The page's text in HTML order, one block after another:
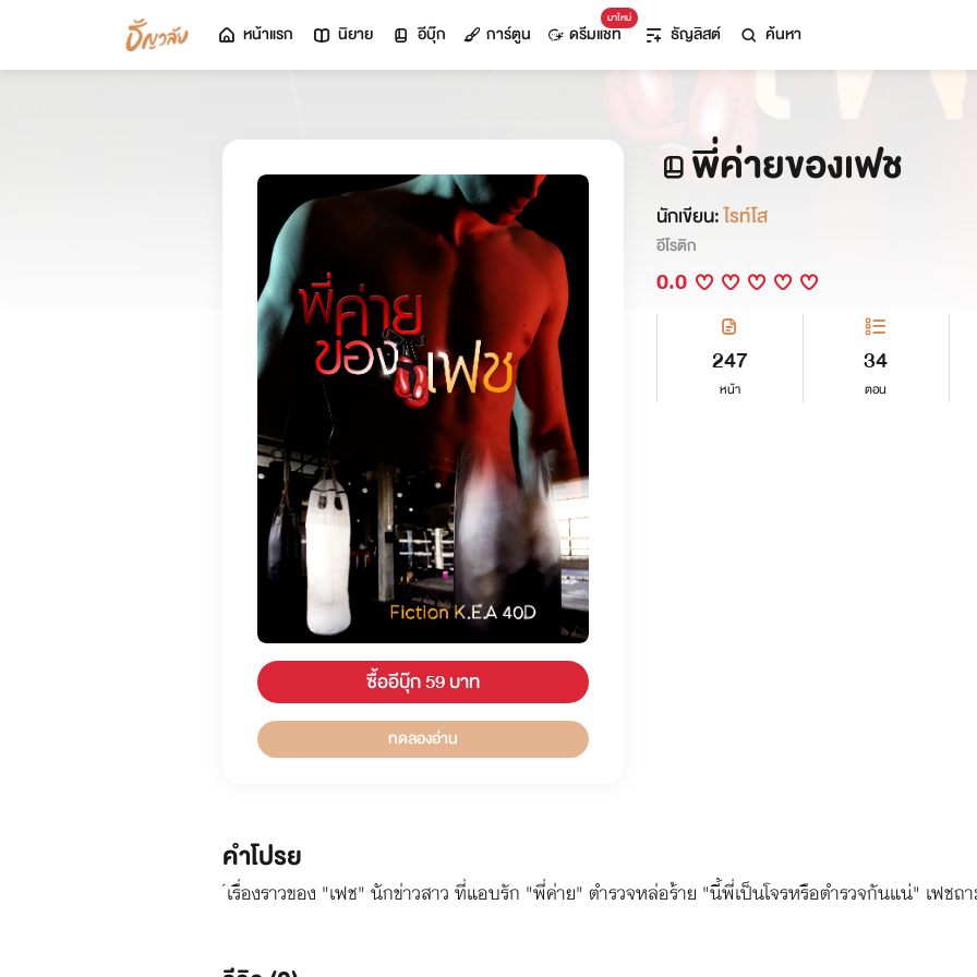
หน้าแรก นิยาย อีบุ๊ก การ์ตูน
มาใหม่
ดรีมแชท ธัญลิสต์ ค้นหา
ซื้ออีบุ๊ก 59 บาท
ทดลองอ่าน
พี่ค่ายของเฟช
นักเขียน:ไรท์โส
อีโรติก
0.0
247
หน้า
34
ตอน
คำโปรย
เรื่องราวของ "เฟช" นักข่าวสาว ที่แอบรัก "พี่ค่าย" ตำรวจหล่อร้าย "นี้พี่เป็นโจรหรือตำรวจกันแน่" เฟชถ